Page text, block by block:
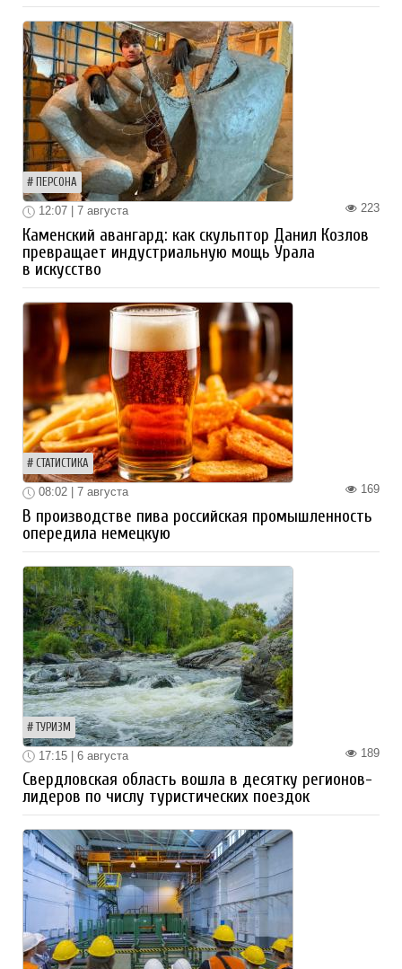
ПЕРСОНА
223
12:07 | 7 августа
Каменский авангард: как скульптор Данил Козлов
превращает индустриальную мощь Урала
в искусство
СТАТИСТИКА
169
08:02 | 7 августа
В производстве пива российская промышленность
опередила немецкую
ТУРИЗМ
189
17:15 | 6 августа
Свердловская область вошла в десятку регионов-
лидеров по числу туристических поездок